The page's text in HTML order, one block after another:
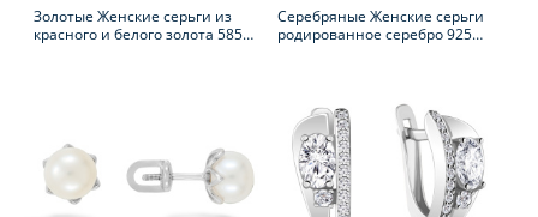
Золотые Женские серьги из
красного и белого золота 585
Серебряные Женские серьги
родированное серебро 925